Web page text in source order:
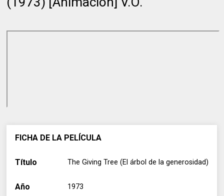
FICHA DE LA PELÍCULA
Título The Giving Tree (El árbol de la generosidad)
Año 1973